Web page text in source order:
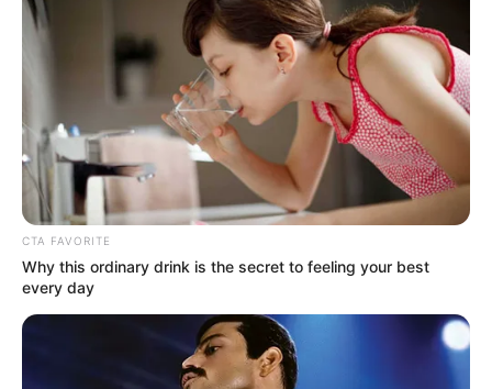
CTA FAVORITE
Why this ordinary drink is the secret to feeling your best
every day